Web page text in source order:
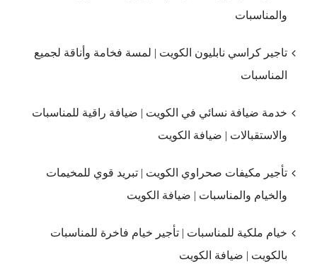
والمناسبات
تاجير كراسي نابليون الكويت | لمسة فخامة وأناقة لجميع
المناسبات
خدمة ضيافة نسائي في الكويت | ضيافة راقية للمناسبات
والاستقبالات | ضيافة الكويت
تأجير مكيفات صحراوي الكويت | تبريد قوي للمخيمات
والخيام والمناسبات | ضيافة الكويت
خيام ملكية للمناسبات | تأجير خيام فاخرة للمناسبات
بالكويت | ضيافة الكويت